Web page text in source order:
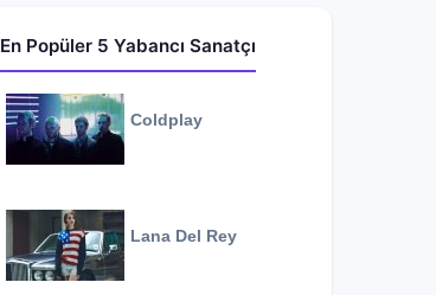
En Popüler 5 Yabancı Sanatçı
Coldplay
Lana Del Rey